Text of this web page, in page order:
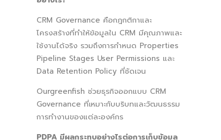
CRM Governance คือกฎกติกาและ
โครงสร้างที่ทำให้ข้อมูลใน CRM มีคุณภาพและ
ใช้งานได้จริง รวมถึงการกำหนด Properties
Pipeline Stages User Permissions และ
Data Retention Policy ที่ชัดเจน
Ourgreenfish ช่วยธุรกิจออกแบบ CRM
Governance ที่เหมาะกับบริบทและวัฒนธรรม
การทำงานของแต่ละองค์กร
PDPA มีผลกระทบอย่างไรต่อการเก็บข้อมูล